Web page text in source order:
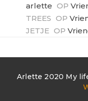
arlette OP
TREES OP
JETJE OP
Arlette 2020 My